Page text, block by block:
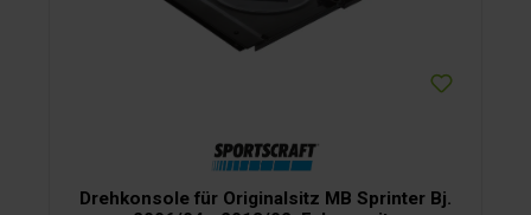
Drehkonsole für Originalsitz MB Sprinter Bj.